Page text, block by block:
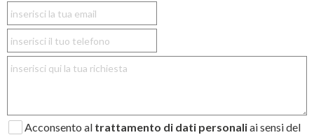
Acconsento al trattamento di dati personaliai sensi del